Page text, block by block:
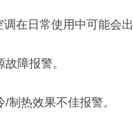
调在日常使用中可能会
故障报警。
/制热效果不佳报警。